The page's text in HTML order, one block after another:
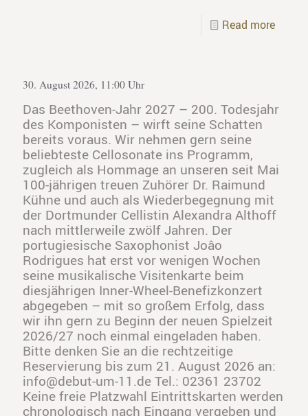
Read more
30. August 2026, 11:00 Uhr
Das Beethoven-Jahr 2027 – 200. Todesjahr
des Komponisten – wirft seine Schatten
bereits voraus. Wir nehmen gern seine
beliebteste Cellosonate ins Programm,
zugleich als Hommage an unseren seit Mai
100-jährigen treuen Zuhörer Dr. Raimund
Kühne und auch als Wiederbegegnung mit
der Dortmunder Cellistin Alexandra Althoff
nach mittlerweile zwölf Jahren. Der
portugiesische Saxophonist Joâo
Rodrigues hat erst vor wenigen Wochen
seine musikalische Visitenkarte beim
diesjährigen Inner-Wheel-Benefizkonzert
abgegeben – mit so großem Erfolg, dass
wir ihn gern zu Beginn der neuen Spielzeit
2026/27 noch einmal eingeladen haben.
Bitte denken Sie an die rechtzeitige
Reservierung bis zum 21. August 2026 an:
info@debut-um-11.de Tel.: 02361 23702
Keine freie Platzwahl Eintrittskarten werden
chronologisch nach Eingang vergeben und